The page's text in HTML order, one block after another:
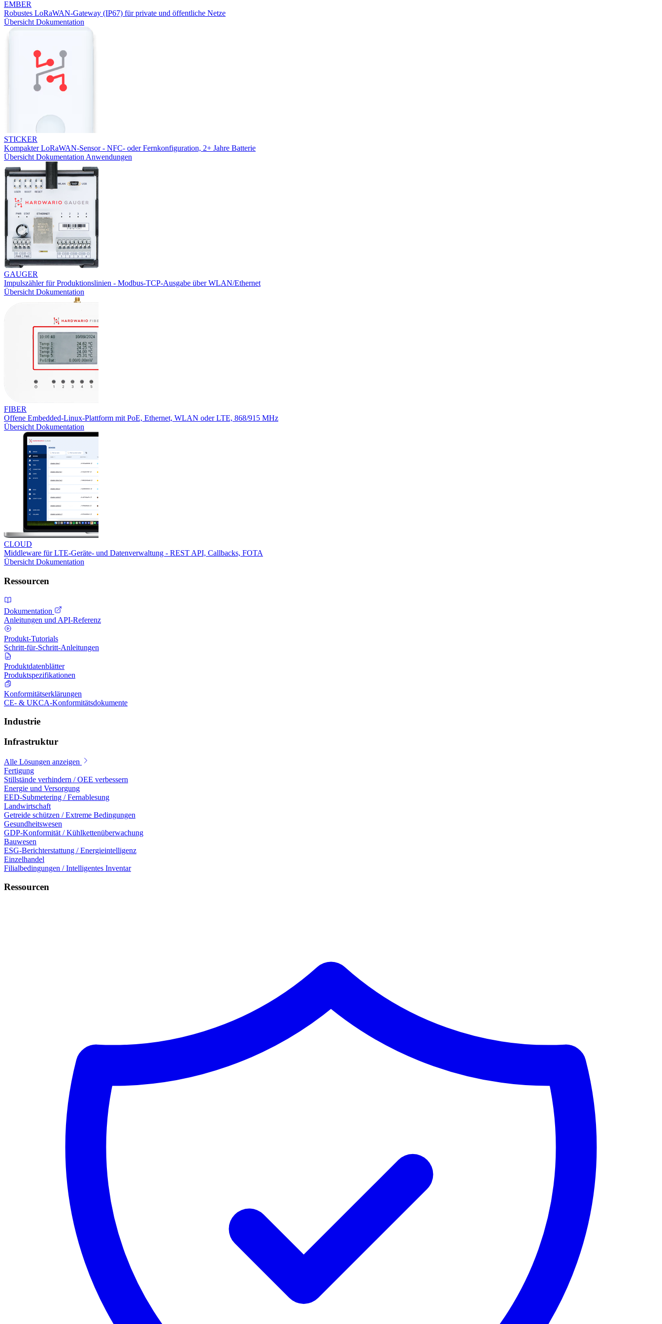
EMBER
Robustes LoRaWAN-Gateway (IP67) für private und öffentliche Netze
Übersicht Dokumentation
STICKER
Kompakter LoRaWAN-Sensor - NFC- oder Fernkonfiguration, 2+ Jahre Batterie
Übersicht Dokumentation Anwendungen
GAUGER
Impulszähler für Produktionslinien - Modbus-TCP-Ausgabe über WLAN/Ethernet
Übersicht Dokumentation
FIBER
Offene Embedded-Linux-Plattform mit PoE, Ethernet, WLAN oder LTE, 868/915 MHz
Übersicht Dokumentation
CLOUD
Middleware für LTE-Geräte- und Datenverwaltung - REST API, Callbacks, FOTA
Übersicht Dokumentation
Ressourcen
Dokumentation
Anleitungen und API-Referenz
Produkt-Tutorials
Schritt-für-Schritt-Anleitungen
Produktdatenblätter
Produktspezifikationen
Konformitätserklärungen
CE- & UKCA-Konformitätsdokumente
Industrie
Infrastruktur
Alle Lösungen anzeigen
Fertigung
Stillstände verhindern / OEE verbessern
Energie und Versorgung
EED-Submetering / Fernablesung
Landwirtschaft
Getreide schützen / Extreme Bedingungen
Gesundheitswesen
GDP-Konformität / Kühlkettenüberwachung
Bauwesen
ESG-Berichterstattung / Energieintelligenz
Einzelhandel
Filialbedingungen / Intelligentes Inventar
Ressourcen